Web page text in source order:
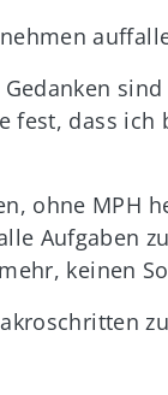
sind
fest, dass ich
ohne MPH
Aufgaben
keinen